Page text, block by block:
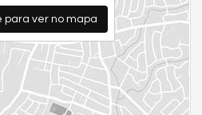
para ver no mapa